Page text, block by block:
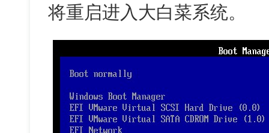
将重启进入大白菜系统。